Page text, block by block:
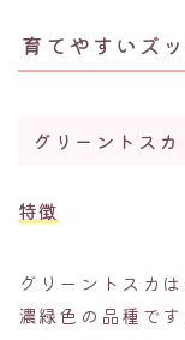
育てやすいズ
グリーントスカ
特徴
グリーントスカ
濃緑色の品種で